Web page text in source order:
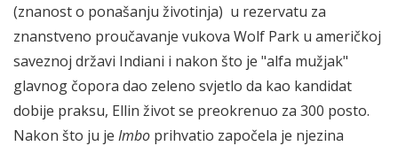
(znanost o ponašanju životinja) u rezervatu za
znanstveno proučavanje vukova Wolf Park u američkoj
saveznoj državi Indiani i nakon što je "alfa mužjak"
glavnog čopora dao zeleno svjetlo da kao kandidat
dobije praksu, Ellin život se preokrenuo za 300 posto.
Nakon što ju je Imbo prihvatio započela je njezina